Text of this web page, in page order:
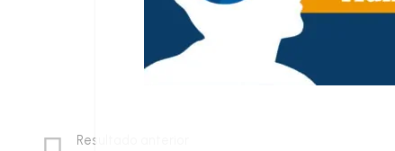
Resultado anterior